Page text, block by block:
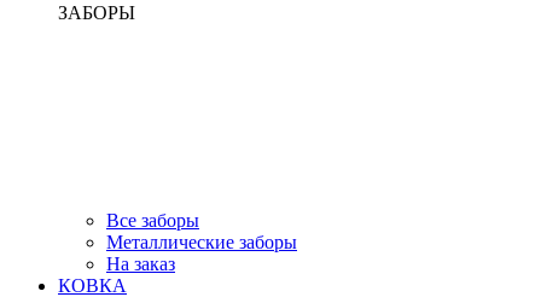
ЗАБОРЫ
Все заборы
Металлические заборы
На заказ
КОВКА